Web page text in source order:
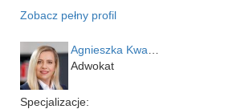
Zobacz pełny profil
Adwokat
Specjalizacje: